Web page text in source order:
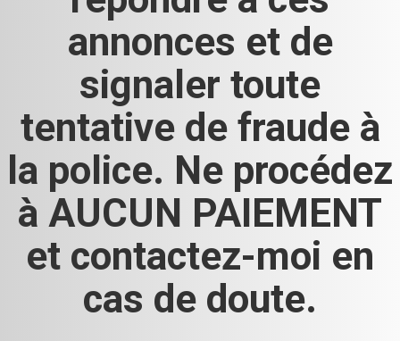
annonces et de
signaler toute
tentative de fraude à
la police. Ne procédez
à AUCUN PAIEMENT
et contactez-moi en
cas de doute.